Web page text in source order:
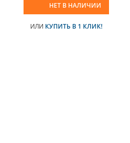
НЕТ В НАЛИЧИИ
ИЛИ КУПИТЬ В 1 КЛИК!